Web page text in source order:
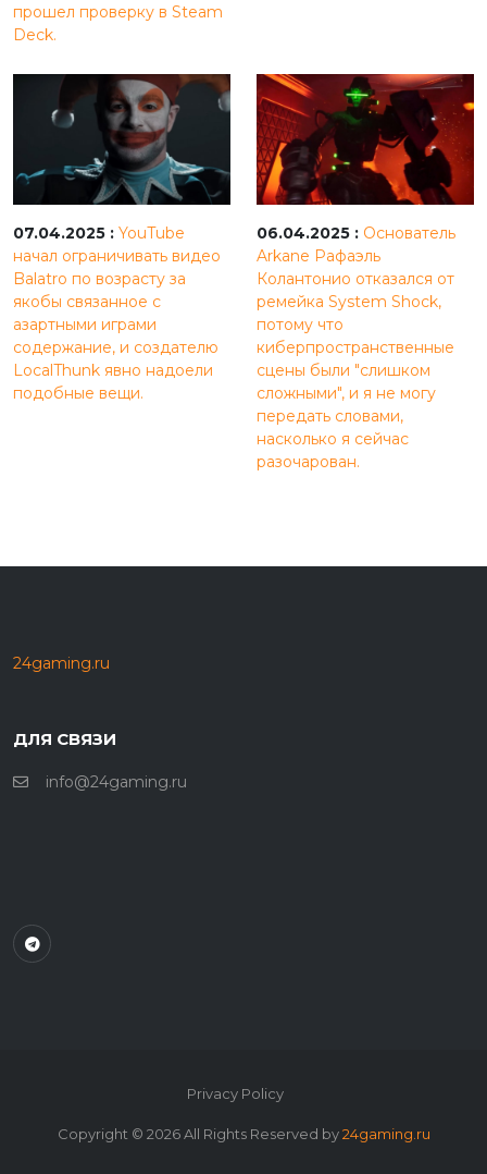
прошел проверку в Steam
Deck.
07.04.2025 : YouTube
начал ограничивать видео
Balatro по возрасту за
якобы связанное с
азартными играми
содержание, и создателю
LocalThunk явно надоели
подобные вещи.
06.04.2025 : Основатель
Arkane Рафаэль
Колантонио отказался от
ремейка System Shock,
потому что
киберпространственные
сцены были "слишком
сложными", и я не могу
передать словами,
насколько я сейчас
разочарован.
24gaming.ru
ДЛЯ СВЯЗИ
info@24gaming.ru
Copyright © 2026All Rights Reserved by24gaming.ru
Privacy Policy